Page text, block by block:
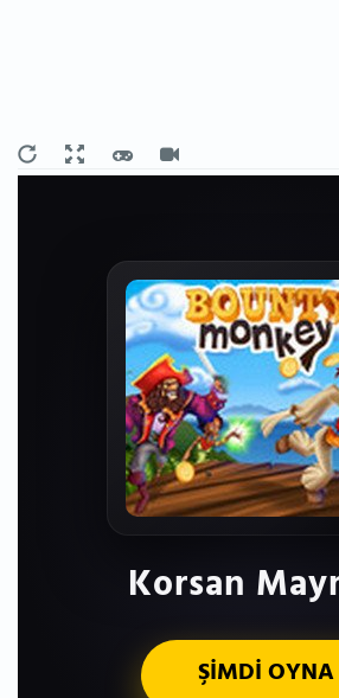
Korsan
ŞİMDİ OYNA